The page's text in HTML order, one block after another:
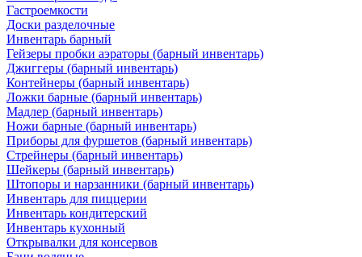
Гастроемкости
Доски разделочные
Инвентарь барный
Гейзеры пробки аэраторы (барный инвентарь)
Джиггеры (барный инвентарь)
Контейнеры (барный инвентарь)
Ложки барные (барный инвентарь)
Мадлер (барный инвентарь)
Ножи барные (барный инвентарь)
Приборы для фуршетов (барный инвентарь)
Стрейнеры (барный инвентарь)
Шейкеры (барный инвентарь)
Штопоры и нарзанники (барный инвентарь)
Инвентарь для пиццерии
Инвентарь кондитерский
Инвентарь кухонный
Открывалки для консервов